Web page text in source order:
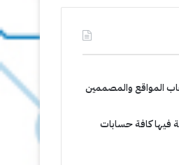
المواقع والمصممين
كافة حسابات